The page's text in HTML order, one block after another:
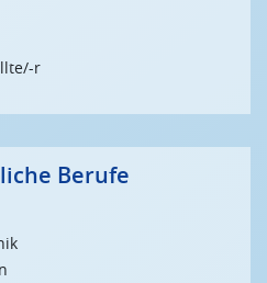
r
Berufe